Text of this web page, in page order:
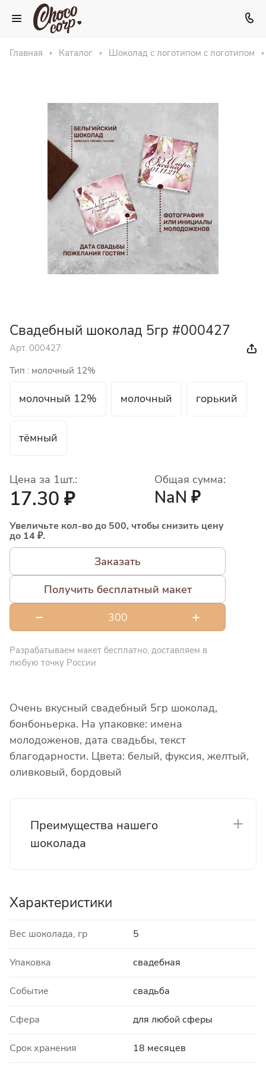
Главная Каталог Шоколад с логотипом с логотипом
Свадебный шоколад 5гр #000427
Арт. 000427
Тип : молочный 12%
молочный 12% молочный горький
тёмный
Цена за 1шт.:
17.30 ₽
Общая сумма:
NaN ₽
Увеличьте кол-во до 500, чтобы снизить цену
до 14 ₽.
Заказать
Получить бесплатный макет
Разрабатываем макет бесплатно, доставляем в
любую точку России
Очень вкусный свадебный 5гр шоколад,
бонбоньерка. На упаковке: имена
молодоженов, дата свадьбы, текст
благодарности. Цвета: белый, фуксия, желтый,
оливковый, бордовый
Преимущества нашего
шоколада
Характеристики
Вес шоколада, гр 5
Упаковка свадебная
Событие свадьба
Сфера для любой сферы
Срок хранения 18 месяцев